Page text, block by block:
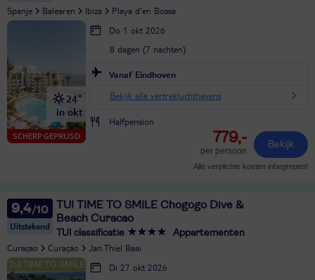
Spanje Balearen Ibiza Playa d'en Bossa
SCHERP GEPRIJSD
24°
in okt
Do 1 okt 2026
8 dagen (7 nachten)
Vanaf Eindhoven
Bekijk alle vertrekluchthavens
Halfpension
779,-
per persoon
Bekijk
Alle verplichte kosten inbegrepen!
9,4
Uitstekend
TUI TIME TO SMILE Chogogo Dive &
Beach Curacao
TUI classificatie Appartementen
Curaçao Curaçao Jan Thiel Baai
Di 27 okt 2026